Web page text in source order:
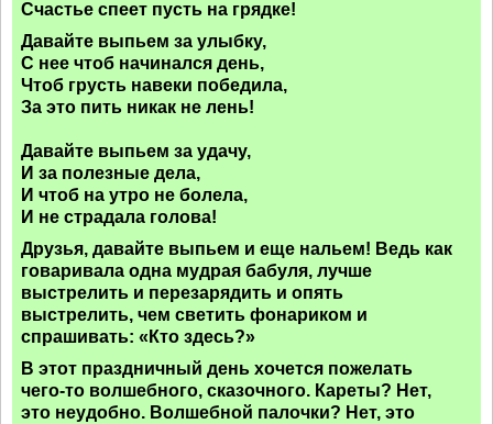
Счастье спеет пусть на грядке!
Давайте выпьем за улыбку,
С нее чтоб начинался день,
Чтоб грусть навеки победила,
За это пить никак не лень!
Давайте выпьем за удачу,
И за полезные дела,
И чтоб на утро не болела,
И не страдала голова!
Друзья, давайте выпьем и еще нальем! Ведь как
говаривала одна мудрая бабуля, лучше
выстрелить и перезарядить и опять
выстрелить, чем светить фонариком и
спрашивать: «Кто здесь?»
В этот праздничный день хочется пожелать
чего-то волшебного, сказочного. Кареты? Нет,
это неудобно. Волшебной палочки? Нет, это